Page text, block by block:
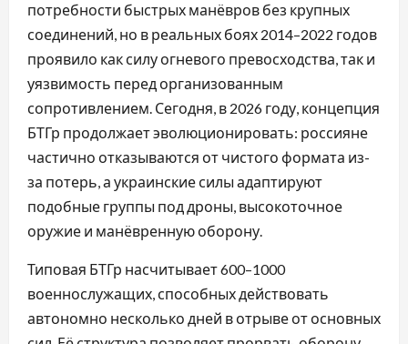
потребности быстрых манёвров без крупных
соединений, но в реальных боях 2014–2022 годов
проявило как силу огневого превосходства, так и
уязвимость перед организованным
сопротивлением. Сегодня, в 2026 году, концепция
БТГр продолжает эволюционировать: россияне
частично отказываются от чистого формата из-
за потерь, а украинские силы адаптируют
подобные группы под дроны, высокоточное
оружие и манёвренную оборону.
Типовая БТГр насчитывает 600–1000
военнослужащих, способных действовать
автономно несколько дней в отрыве от основных